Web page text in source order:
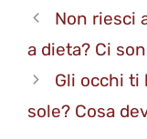
Non riesci
a dieta? Ci
Gli occhi ti
sole? Cosa